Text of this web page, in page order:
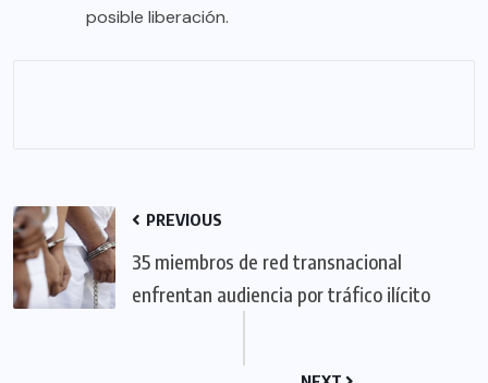
posible liberación.
PREVIOUS
35 miembros de red transnacional
enfrentan audiencia por tráfico ilícito